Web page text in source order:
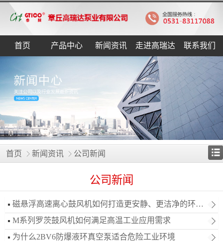
首页 产品中心 新闻资讯 走进高瑞达 联系我们
首页 新闻资讯 公司新闻
公司新闻
磁悬浮高速离心鼓风机如何打造更安静、更洁净的环境空气系统
M系列罗茨鼓风机如何满足高温工业应用需求
为什么2BV6防爆液环真空泵适合危险工业环境